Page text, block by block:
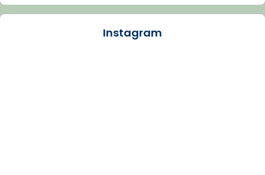
🔗tinyurl.com/cvu5jmbk
Instagram